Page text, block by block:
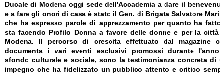
Ducale di Modena oggi sede dell'Accademia a dare il
e a fare gli onori di casa è stato il Gen. di Brigata Salvatore
che ha espresso parole di apprezzamento per quanto ha
sta facendo Profilo Donna a favore delle donne e per la
Modena. Il percorso di crescita effettuato dal magazine
documenta i vari eventi esclusivi promossi durante
sfondo culturale e sociale, sono la testimonianza concreta di
impegno che ha fidelizzato un pubblico attento e critico